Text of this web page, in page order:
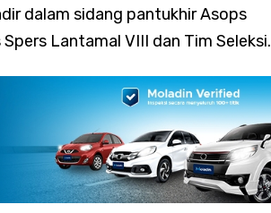
dalam sidang pantukhir Asops
Lantamal VIII dan Tim Seleksi.